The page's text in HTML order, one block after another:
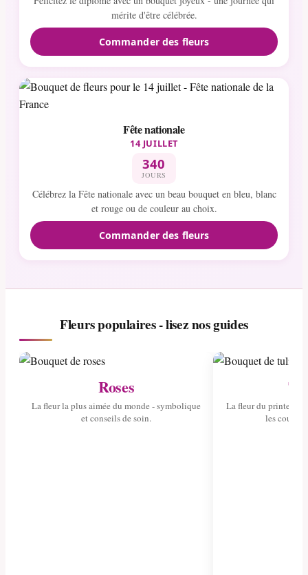
mérite d'être célébrée.
Commander des fleurs
Fête nationale
14 JUILLET
340
JOURS
Célébrez la Fête nationale avec un beau bouquet en bleu, blanc
et rouge ou de couleur au choix.
Commander des fleurs
Fleurs populaires - lisez nos guides
Roses
La fleur la plus aimée du monde - symbolique
et conseils de soin.
La fleur du
les